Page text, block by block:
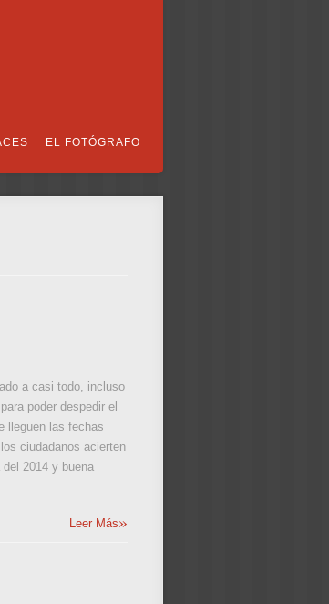
EL FOTÓGRAFO
a casi todo, incluso
poder despedir el
lleguen las fechas
ciudadanos acierten
2014 y buena
Leer Más»